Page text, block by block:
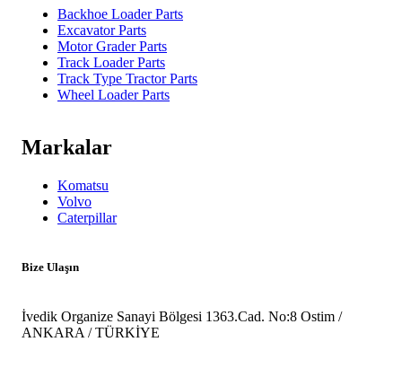
Backhoe Loader Parts
Excavator Parts
Motor Grader Parts
Track Loader Parts
Track Type Tractor Parts
Wheel Loader Parts
Markalar
Komatsu
Volvo
Caterpillar
Bize Ulaşın
İvedik Organize Sanayi Bölgesi 1363.Cad. No:8 Ostim /
ANKARA / TÜRKİYE